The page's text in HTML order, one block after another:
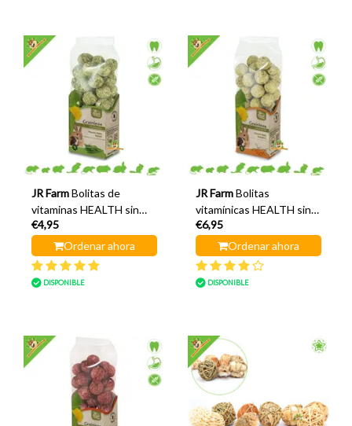
JR Farm Bolitas de
vitaminas HEALTH sin
cereales sabor espinaca
150 gramos
€4,95
Ordenar ahora
DISPONIBLE
JR Farm Bolitas
vitamínicas HEALTH sin
cereales con espino
amarillo, 150 gramos
€6,95
Ordenar ahora
DISPONIBLE